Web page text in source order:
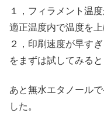
１，フィラメント温
適正温度内で温度を
２，印刷速度が早す
をまずは試してみると
あと無水エタノール
した。